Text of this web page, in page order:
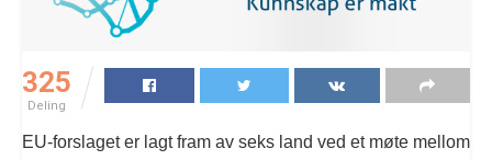
325
Deling
EU-forslaget er lagt fram av seks land ved et møte mellom